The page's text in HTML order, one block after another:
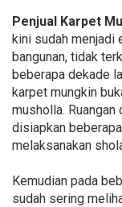
Penjual Karpet
kini sudah menjadi
bangunan, tidak
beberapa dekade
karpet mungkin
musholla. Ruangan
disiapkan
melaksanakan
Kemudian pada
sudah sering